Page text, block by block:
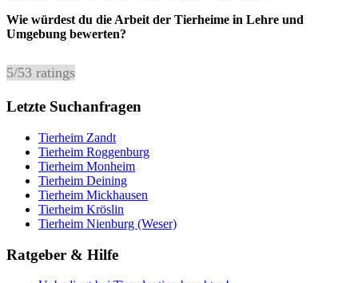
Wie würdest du die Arbeit der Tierheime in Lehre und
Umgebung bewerten?
5/53 ratings
Letzte Suchanfragen
Tierheim Zandt
Tierheim Roggenburg
Tierheim Monheim
Tierheim Deining
Tierheim Mickhausen
Tierheim Kröslin
Tierheim Nienburg (Weser)
Ratgeber & Hilfe